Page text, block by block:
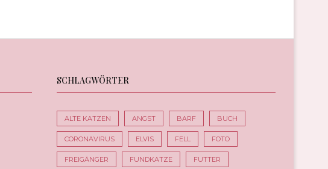
SCHLAGWÖRTER
ALTE KATZEN ANGST BARF BUCH
CORONAVIRUS ELVIS FELL FOTO
FREIGÄNGER FUNDKATZE FUTTER